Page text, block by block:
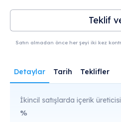
Teklif
Satın almadan önce her şeyi iki kez
Detaylar Tarih Teklifler
İkincil satışlarda içerik
%